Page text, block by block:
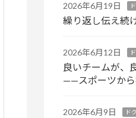
2026年6月19日
繰り返し伝え続
2026年6月12日
良いチームが、
——スポーツか
2026年6月9日 ド